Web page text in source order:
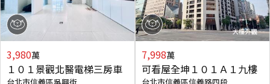
3,980萬
１０１景觀北醫電梯三房車
7,998萬
可看屋全坤１０１Ａ１九樓